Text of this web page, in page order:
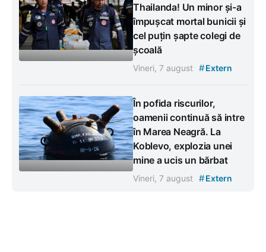
Thailanda! Un minor și-a
împușcat mortal bunicii și
cel puțin șapte colegi de
școală
Vineri, 7 august #Extern
În pofida riscurilor,
oamenii continuă să intre
în Marea Neagră. La
Koblevo, explozia unei
mine a ucis un bărbat
Vineri, 7 august #Extern